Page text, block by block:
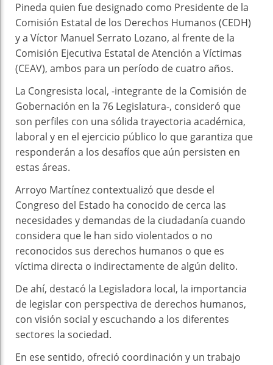
Pineda quien fue designado como Presidente de la
Comisión Estatal de los Derechos Humanos (CEDH)
y a Víctor Manuel Serrato Lozano, al frente de la
Comisión Ejecutiva Estatal de Atención a Víctimas
(CEAV), ambos para un período de cuatro años.
La Congresista local, -integrante de la Comisión de
Gobernación en la 76 Legislatura-, consideró que
son perfiles con una sólida trayectoria académica,
laboral y en el ejercicio público lo que garantiza que
responderán a los desafíos que aún persisten en
estas áreas.
Arroyo Martínez contextualizó que desde el
Congreso del Estado ha conocido de cerca las
necesidades y demandas de la ciudadanía cuando
considera que le han sido violentados o no
reconocidos sus derechos humanos o que es
víctima directa o indirectamente de algún delito.
De ahí, destacó la Legisladora local, la importancia
de legislar con perspectiva de derechos humanos,
con visión social y escuchando a los diferentes
sectores la sociedad.
En ese sentido, ofreció coordinación y un trabajo